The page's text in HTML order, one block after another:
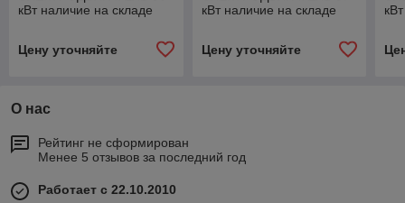
кВт наличие на складе
Цену уточняйте
кВт наличие на складе
Цену уточняйте
О нас
Рейтинг не сформирован
Менее 5 отзывов за последний год
Работает с 22.10.2010